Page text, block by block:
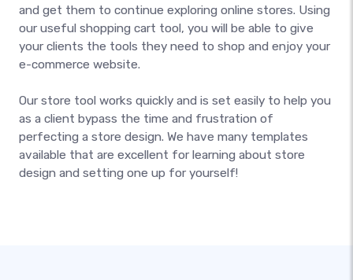
and get them to continue exploring online stores. Using
our useful shopping cart tool, you will be able to give
your clients the tools they need to shop and enjoy your
e-commerce website.
Our store tool works quickly and is set easily to help you
as a client bypass the time and frustration of
perfecting a store design. We have many templates
available that are excellent for learning about store
design and setting one up for yourself!